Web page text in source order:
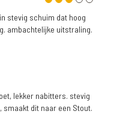
stevig schuim dat hoog
ambachtelijke uitstraling.
lekker nabitters. stevig
smaakt dit naar een Stout.